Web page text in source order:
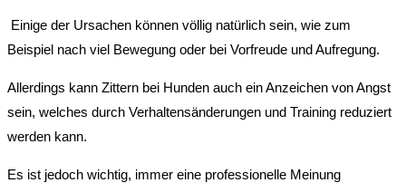
Einige der Ursachen können völlig natürlich sein, wie zum
Beispiel nach viel Bewegung oder bei Vorfreude und Aufregung.
Allerdings kann Zittern bei Hunden auch ein Anzeichen von Angst
sein, welches durch Verhaltensänderungen und Training reduziert
werden kann.
Es ist jedoch wichtig, immer eine professionelle Meinung